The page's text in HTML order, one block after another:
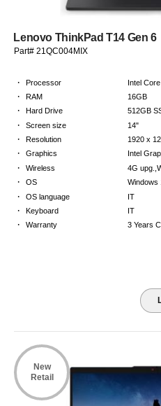
Lenovo ThinkPad T14 Gen 6
Part# 21QC004MIX
· Processor Intel
· RAM 16GB
· Hard Drive 512GB
· Screen size 14"
· Resolution 1920 x
· Graphics Intel
· Wireless 4G
· OS Windows
· OS language IT
· Keyboard IT
· Warranty 3 Years
New
Retail